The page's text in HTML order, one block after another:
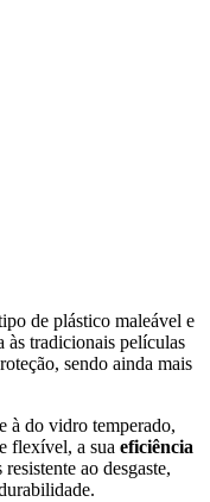
de plástico maleável e
às tradicionais películas
sendo ainda mais
à do vidro temperado,
flexível, a sua eficiência
resistente ao desgaste,